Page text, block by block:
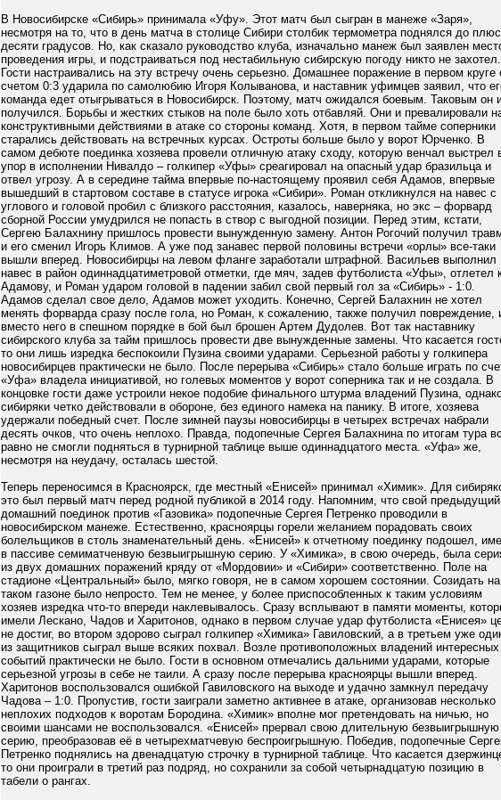
В Новосибирске «Сибирь» принимала «Уфу». Этот матч был сыгран в манеже «Заря»,
несмотря на то, что в день матча в столице Сибири столбик термометра поднялся до плюс
десяти градусов. Но, как сказало руководство клуба, изначально манеж был заявлен
проведения игры, и подстраиваться под нестабильную сибирскую погоду никто не захотел.
Гости настраивались на эту встречу очень серьезно. Домашнее поражение в первом круге
счетом 0:3 ударила по самолюбию Игоря Колыванова, и наставник уфимцев заявил, что
команда едет отыгрываться в Новосибирск. Поэтому, матч ожидался боевым. Таковым он
получился. Борьбы и жестких стыков на поле было хоть отбавляй. Они и превалировали
конструктивными действиями в атаке со стороны команд. Хотя, в первом тайме соперники
старались действовать на встречных курсах. Остроты больше было у ворот Юрченко. В
самом дебюте поединка хозяева провели отличную атаку сходу, которую венчал выстрел
упор в исполнении Нивалдо – голкипер «Уфы» среагировал на опасный удар бразильца и
отвел угрозу. А в середине тайма впервые по-настоящему проявил себя Адамов, впервые
вышедший в стартовом составе в статусе игрока «Сибири». Роман откликнулся на навес с
углового и головой пробил с близкого расстояния, казалось, наверняка, но экс – форвард
сборной России умудрился не попасть в створ с выгодной позиции. Перед этим, кстати,
Сергею Балахнину пришлось провести вынужденную замену. Антон Рогочий получил
и его сменил Игорь Климов. А уже под занавес первой половины встречи «орлы» все-таки
вышли вперед. Новосибирцы на левом фланге заработали штрафной. Васильев выполнил
навес в район одиннадцатиметровой отметки, где мяч, задев футболиста «Уфы», отлетел
Адамову, и Роман ударом головой в падении забил свой первый гол за «Сибирь» - 1:0.
Адамов сделал свое дело, Адамов может уходить. Конечно, Сергей Балахнин не хотел
менять форварда сразу после гола, но Роман, к сожалению, также получил повреждение,
вместо него в спешном порядке в бой был брошен Артем Дудолев. Вот так наставнику
сибирского клуба за тайм пришлось провести две вынужденные замены. Что касается
то они лишь изредка беспокоили Пузина своими ударами. Серьезной работы у голкипера
новосибирцев практически не было. После перерыва «Сибирь» стало больше играть по
«Уфа» владела инициативой, но голевых моментов у ворот соперника так и не создала. В
концовке гости даже устроили некое подобие финального штурма владений Пузина,
сибиряки четко действовали в обороне, без единого намека на панику. В итоге, хозяева
удержали победный счет. После зимней паузы новосибирцы в четырех встречах набрали
десять очков, что очень неплохо. Правда, подопечные Сергея Балахнина по итогам тура
равно не смогли подняться в турнирной таблице выше одиннадцатого места. «Уфа» же,
несмотря на неудачу, осталась шестой.
Теперь переносимся в Красноярск, где местный «Енисей» принимал «Химик». Для
это был первый матч перед родной публикой в 2014 году. Напомним, что свой предыдущий
домашний поединок против «Газовика» подопечные Сергея Петренко проводили в
новосибирском манеже. Естественно, красноярцы горели желанием порадовать своих
болельщиков в столь знаменательный день. «Енисей» к отчетному поединку подошел,
в пассиве семиматченвую безвыигрышную серию. У «Химика», в свою очередь, была
из двух домашних поражений кряду от «Мордовии» и «Сибири» соответственно. Поле на
стадионе «Центральный» было, мягко говоря, не в самом хорошем состоянии. Созидать на
таком газоне было непросто. Тем не менее, у более приспособленных к таким условиям
хозяев изредка что-то впереди наклевывалось. Сразу всплывают в памяти моменты,
имели Лескано, Чадов и Харитонов, однако в первом случае удар футболиста «Енисея»
не достиг, во втором здорово сыграл голкипер «Химика» Гавиловский, а в третьем уже
из защитников сыграл выше всяких похвал. Возле противоположных владений интересных
событий практически не было. Гости в основном отмечались дальними ударами, которые
серьезной угрозы в себе не таили. А сразу после перерыва красноярцы вышли вперед.
Харитонов воспользовался ошибкой Гавиловского на выходе и удачно замкнул передачу
Чадова – 1:0. Пропустив, гости заиграли заметно активнее в атаке, организовав несколько
неплохих подходов к воротам Бородина. «Химик» вполне мог претендовать на ничью, но
своими шансами не воспользовался. «Енисей» прервал свою длительную безвыигрышную
серию, преобразовав её в четырехматчевую беспроигрышную. Победив, подопечные
Петренко поднялись на двенадцатую строчку в турнирной таблице. Что касается
то они проиграли в третий раз подряд, но сохранили за собой четырнадцатую позицию в
табели о рангах.